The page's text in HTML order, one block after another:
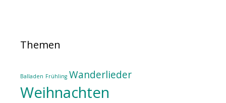
Themen
Balladen Frühling Wanderlieder
Weihnachten